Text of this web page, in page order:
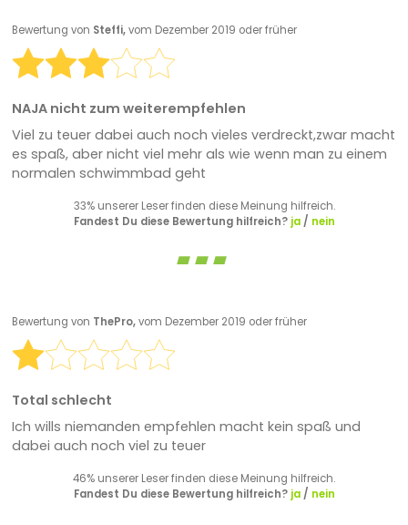
Bewertung von Steffi,vom Dezember 2019 oder früher
NAJA nicht zum weiterempfehlen
Viel zu teuer dabei auch noch vieles verdreckt,zwar macht
es spaß, aber nicht viel mehr als wie wenn man zu einem
normalen schwimmbad geht
33% unserer Leser finden diese Meinung hilfreich.
Fandest Du diese Bewertung hilfreich? ja/ nein
Bewertung von ThePro,vom Dezember 2019 oder früher
Total schlecht
Ich wills niemanden empfehlen macht kein spaß und
dabei auch noch viel zu teuer
46% unserer Leser finden diese Meinung hilfreich.
Fandest Du diese Bewertung hilfreich? ja/ nein